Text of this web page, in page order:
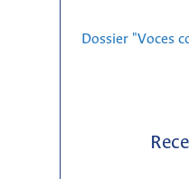
Dossier "Voces